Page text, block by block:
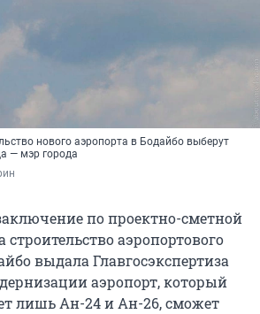
нового аэропорта в Бодайбо выберут
— мэр города
по проектно-сметной
аэропортового
выдала Главгосэкспертиза
аэропорт, который
лишь Ан-24 и Ан-26, сможет